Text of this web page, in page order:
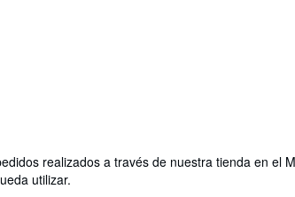
realizados a través de nuestra tienda en
utilizar.